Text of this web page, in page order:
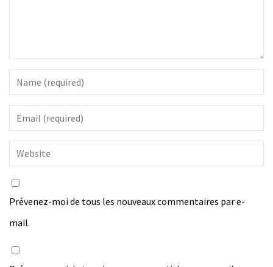
Prévenez-moi de tous les nouveaux commentaires par e-
mail.